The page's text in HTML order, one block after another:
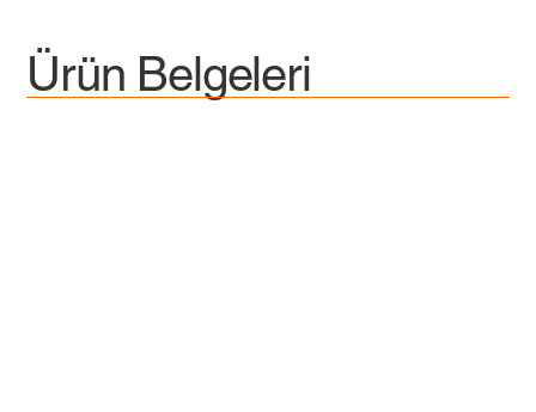
Ürün Belgeleri